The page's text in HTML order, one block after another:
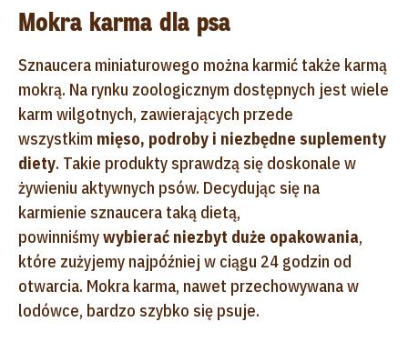
Mokra karma dla psa
Sznaucera miniaturowego można karmić także karmą
mokrą. Na rynku zoologicznym dostępnych jest wiele
karm wilgotnych, zawierających przede
wszystkim mięso, podroby i niezbędne suplementy
diety. Takie produkty sprawdzą się doskonale w
żywieniu aktywnych psów. Decydując się na
karmienie sznaucera taką dietą,
powinniśmywybierać niezbyt duże opakowania,
które zużyjemy najpóźniej w ciągu 24 godzin od
otwarcia. Mokra karma, nawet przechowywana w
lodówce, bardzo szybko się psuje.